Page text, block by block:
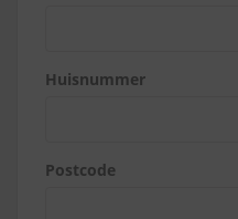
Huisnummer
Postcode